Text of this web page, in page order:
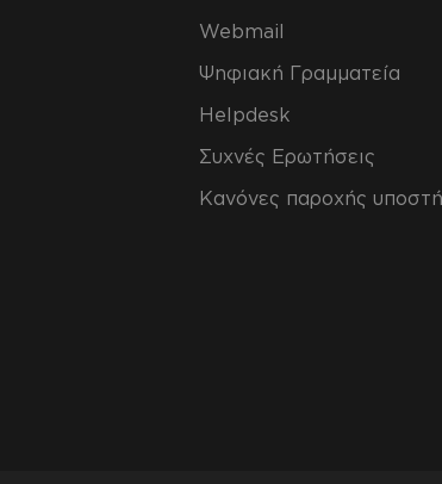
Webmail
Ψηφιακή Γραμματεία
Helpdesk
Συχνές Ερωτήσεις
Κανόνες παροχής